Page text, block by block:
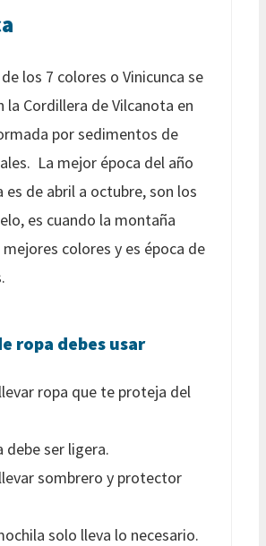
los 7 colores o Vinicunca se
la Cordillera de Vilcanota en
por sedimentos de
La mejor época del año
es de abril a octubre, son los
es cuando la montaña
colores y es época de
ropa debes usar
ropa que te proteja del
debe ser ligera.
sombrero y protector
solo lleva lo necesario.